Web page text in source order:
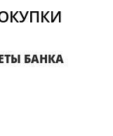
БАНКА